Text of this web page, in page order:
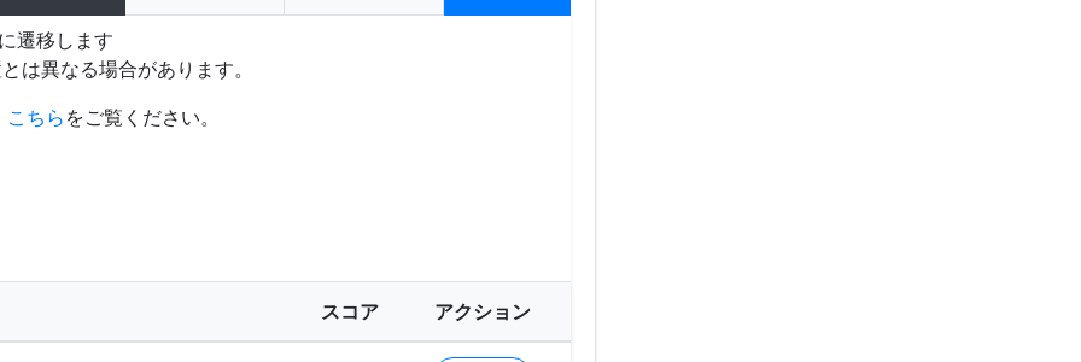
遷移します
は異なる場合があります。
こちら をご覧ください。
スコア アクション